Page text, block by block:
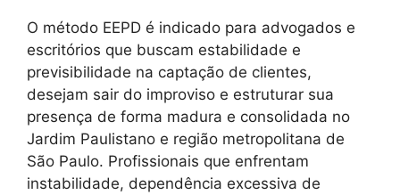
O método EEPD é indicado para advogados e
escritórios que buscam estabilidade e
previsibilidade na captação de clientes,
desejam sair do improviso e estruturar sua
presença de forma madura e consolidada no
Jardim Paulistano e região metropolitana de
São Paulo. Profissionais que enfrentam
instabilidade, dependência excessiva de